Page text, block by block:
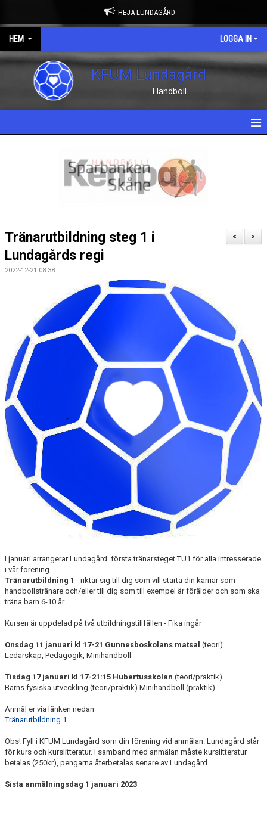
HEJA LUNDAGÅRD
HEM LOGGA IN
KFUM Lundagård
Handboll
KALENDER
BILDGALLERI
VÅRA LAG/TRÄNARE
KLUBBSHOP
MATCHER
GUNNESBOHALLEN
FRITIDSKORTET
>
<
Tränarutbildning steg 1 i
Lundagårds regi
2022-12-21 08:38
I januari arrangerar Lundagård första tränarsteget TU1 för alla intresserade
i vår förening.
Tränarutbildning 1 - riktar sig till dig som vill starta din karriär som
handbollstränare och/eller till dig som till exempel är förälder och som ska
träna barn 6-10 år.
Kursen är uppdelad på två utbildningstillfällen - Fika ingår
Onsdag 11 januari kl 17-21 Gunnesboskolans matsal (teori)
Ledarskap, Pedagogik, Minihandboll
Tisdag 17 januari kl 17-21:15 Hubertusskolan (teori/praktik)
Barns fysiska utveckling (teori/praktik) Minihandboll (praktik)
Anmäl er via länken nedan
Tränarutbildning 1
Obs! Fyll i KFUM Lundagård som din förening vid anmälan. Lundagård står
för kurs och kurslitteratur. I samband med anmälan måste kurslitteratur
betalas (250kr), pengarna återbetalas senare av Lundagård.
Sista anmälningsdag 1 januari 2023